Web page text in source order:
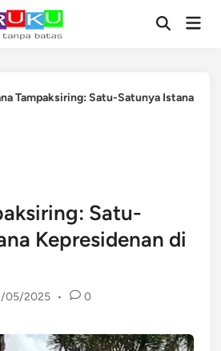
OpenMain
Tampaksiring: Satu-Satunya Istana
Satu-
Kepresidenan di
05/2025 • 0